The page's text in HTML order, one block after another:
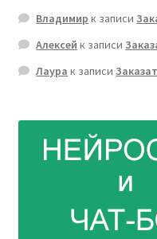
Владимир к записи
Алексей к записи
Лаура к записи